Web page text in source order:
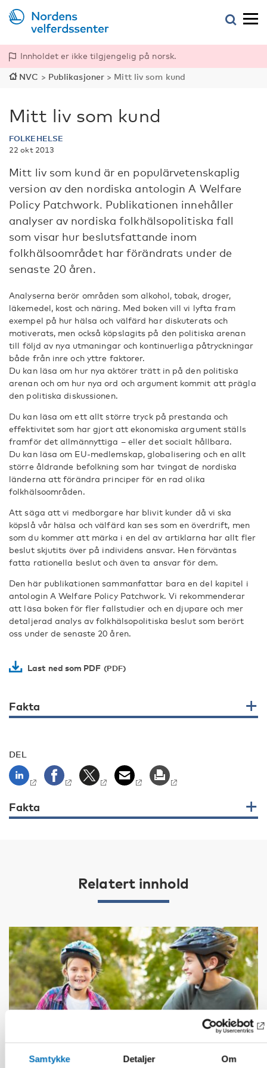
Samtykke Detaljer Om
Innholdet er ikke tilgjengelig på norsk.
NVC > Publikasjoner > Mitt liv som kund
Mitt liv som kund
FOLKEHELSE
22 okt 2013
Mitt liv som kund är en populärvetenskaplig
version av den nordiska antologin A Welfare
Policy Patchwork. Publikationen innehåller
analyser av nordiska folkhälsopolitiska fall
som visar hur beslutsfattande inom
folkhälsoområdet har förändrats under de
senaste 20 åren.
Analyserna berör områden som alkohol, tobak, droger,
läkemedel, kost och näring. Med boken vill vi lyfta fram
exempel på hur hälsa och välfärd har diskuterats och
motiverats, men också köpslagits på den politiska arenan
till följd av nya utmaningar och kontinuerliga påtryckningar
både från inre och yttre faktorer.
Du kan läsa om hur nya aktörer trätt in på den politiska
arenan och om hur nya ord och argument kommit att prägla
den politiska diskussionen.
Du kan läsa om ett allt större tryck på prestanda och
effektivitet som har gjort att ekonomiska argument ställs
framför det allmännyttiga – eller det socialt hållbara.
Du kan läsa om EU-medlemskap, globalisering och en allt
större åldrande befolkning som har tvingat de nordiska
länderna att förändra principer för en rad olika
folkhälsoområden.
Att säga att vi medborgare har blivit kunder då vi ska
köpslå vår hälsa och välfärd kan ses som en överdrift, men
som du kommer att märka i en del av artiklarna har allt fler
beslut skjutits över på individens ansvar. Hen förväntas
fatta rationella beslut och även ta ansvar för dem.
Den här publikationen sammanfattar bara en del kapitel i
antologin A Welfare Policy Patchwork. Vi rekommenderar
att läsa boken för fler fallstudier och en djupare och mer
detaljerad analys av folkhälsopolitiska beslut som berört
oss under de senaste 20 åren.
Last ned som PDF
Fakta
DEL
Fakta
Relatert innhold